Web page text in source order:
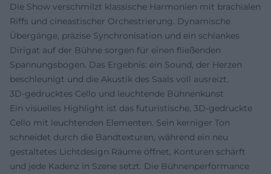
Die Show verschmilzt klassische Harmonien mit brachialen
Riffs und cineastischer Orchestrierung. Dynamische
Übergänge, präzise Synchronisation und ein schlankes
Dirigat auf der Bühne sorgen für einen fließenden
Spannungsbogen. Das Ergebnis: ein Sound, der Herzen
beschleunigt und die Akustik des Saals voll ausreizt.
3D-gedrucktes Cello und leuchtende Bühnenkunst
Ein visuelles Highlight ist das futuristische, 3D-gedruckte
Cello mit leuchtenden Elementen. Sein kerniger Ton
schneidet durch die Bandtexturen, während ein neu
gestaltetes Lichtdesign Räume öffnet, Konturen schärft
und jede Kadenz in Szene setzt. Die Bühnenperformance